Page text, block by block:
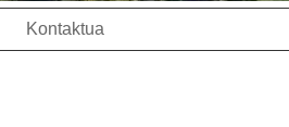
Kontaktua